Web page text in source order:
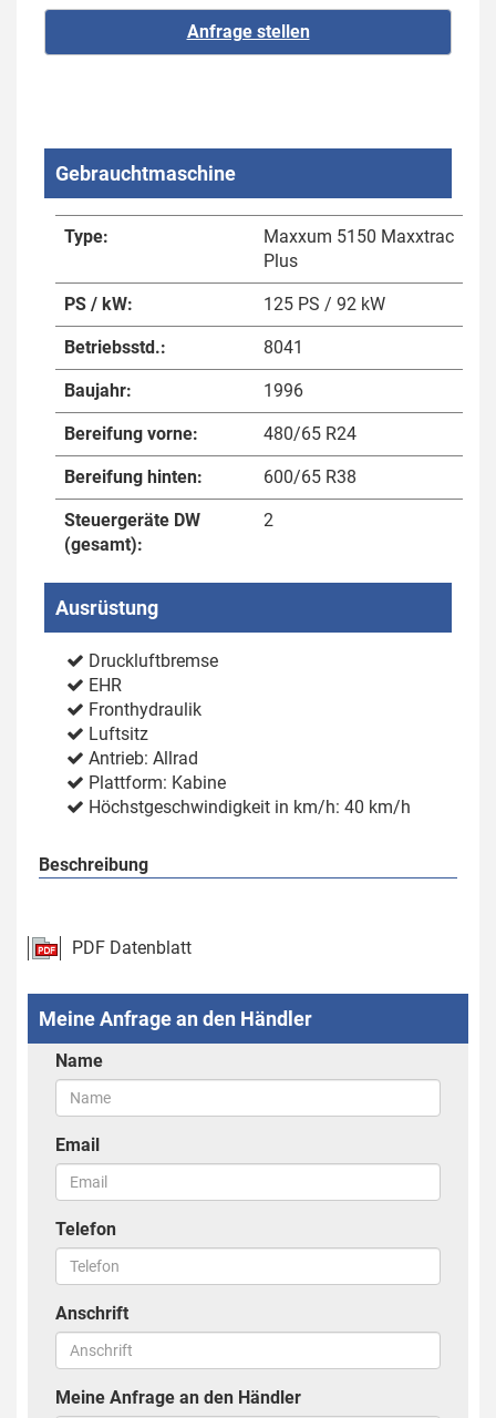
Gebrauchtmaschine
Type:
Maxxum 5150 Maxxtrac
Plus
PS / kW: 125 PS / 92 kW
Betriebsstd.: 8041
Baujahr: 1996
Bereifung vorne: 480/65 R24
Bereifung hinten: 600/65 R38
Steuergeräte DW
(gesamt):
2
Ausrüstung
Druckluftbremse
EHR
Fronthydraulik
Luftsitz
Antrieb: Allrad
Plattform: Kabine
Höchstgeschwindigkeit in km/h: 40 km/h
Beschreibung
PDF Datenblatt
Meine Anfrage an den Händler
Name
Email
Telefon
Anschrift
Meine Anfrage an den Händler